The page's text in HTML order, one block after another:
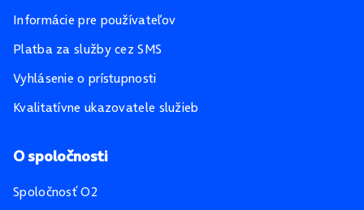
Informácie pre používateľov
Platba za služby cez SMS
Vyhlásenie o prístupnosti
Kvalitatívne ukazovatele služieb
O spoločnosti
Spoločnosť O2